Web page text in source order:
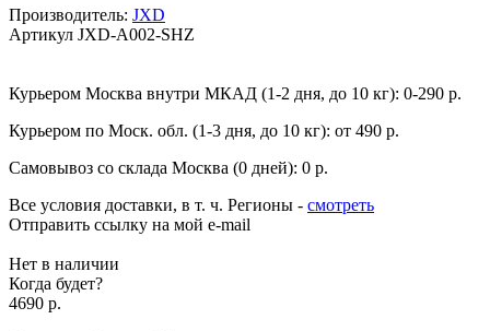
Производитель: JXD
Артикул JXD-A002-SHZ
Курьером Москва внутри МКАД (1-2 дня, до 10 кг): 0-290 р.
Курьером по Моск. обл. (1-3 дня, до 10 кг): от 490 р.
Самовывоз со склада Москва (0 дней): 0 р.
Все условия доставки, в т. ч. Регионы - смотреть
Отправить ссылку на мой e-mail
Нет в наличии
Когда будет?
4690 р.